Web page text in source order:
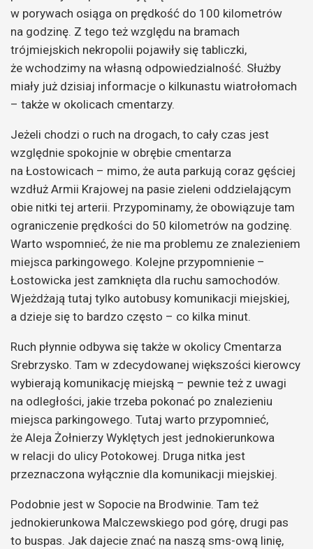
w porywach osiąga on prędkość do 100 kilometrów
na godzinę. Z tego też względu na bramach
trójmiejskich nekropolii pojawiły się tabliczki,
że wchodzimy na własną odpowiedzialność. Służby
miały już dzisiaj informacje o kilkunastu wiatrołomach
– także w okolicach cmentarzy.
Jeżeli chodzi o ruch na drogach, to cały czas jest
względnie spokojnie w obrębie cmentarza
na Łostowicach – mimo, że auta parkują coraz gęściej
wzdłuż Armii Krajowej na pasie zieleni oddzielającym
obie nitki tej arterii. Przypominamy, że obowiązuje tam
ograniczenie prędkości do 50 kilometrów na godzinę.
Warto wspomnieć, że nie ma problemu ze znalezieniem
miejsca parkingowego. Kolejne przypomnienie –
Łostowicka jest zamknięta dla ruchu samochodów.
Wjeżdżają tutaj tylko autobusy komunikacji miejskiej,
a dzieje się to bardzo często – co kilka minut.
Ruch płynnie odbywa się także w okolicy Cmentarza
Srebrzysko. Tam w zdecydowanej większości kierowcy
wybierają komunikację miejską – pewnie też z uwagi
na odległości, jakie trzeba pokonać po znalezieniu
miejsca parkingowego. Tutaj warto przypomnieć,
że Aleja Żołnierzy Wyklętych jest jednokierunkowa
w relacji do ulicy Potokowej. Druga nitka jest
przeznaczona wyłącznie dla komunikacji miejskiej.
Podobnie jest w Sopocie na Brodwinie. Tam też
jednokierunkowa Malczewskiego pod górę, drugi pas
to buspas. Jak dajecie znać na naszą sms-ową linię,